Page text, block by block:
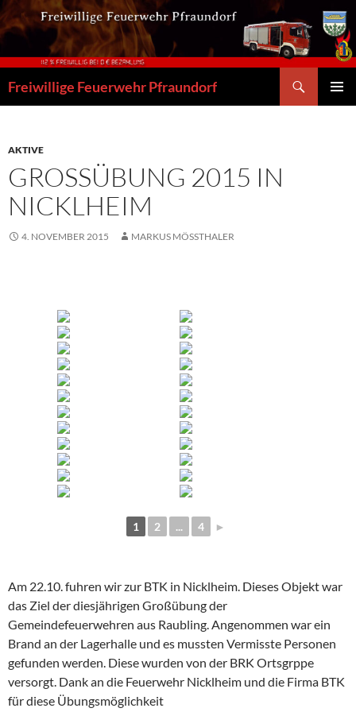
Zum
Inhalt
springen
Freiwillige Feuerwehr Pfraundorf
AKTIVE
GROSSÜBUNG 2015 IN N
ICKLHEIM
4. NOVEMBER 2015 MARKUS MÖSSTHALER
1 2 ... 4 ►
Am 22.10. fuhren wir zur BTK in Nicklheim. Dieses Objekt war
das Ziel der diesjährigen Großübung der
Gemeindefeuerwehren aus Raubling. Angenommen war ein
Brand an der Lagerhalle und es mussten Vermisste Personen
gefunden werden. Diese wurden von der BRK Ortsgrppe
versorgt. Dank an die Feuerwehr Nicklheim und die Firma BTK
für diese Übungsmöglichkeit